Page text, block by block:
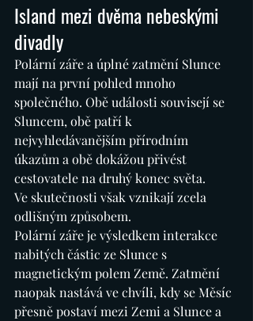
Island mezi dvěma nebeskými
divadly
Polární záře a úplné zatmění Slunce
mají na první pohled mnoho
společného. Obě události souvisejí se
Sluncem, obě patří k
nejvyhledávanějším přírodním
úkazům a obě dokážou přivést
cestovatele na druhý konec světa.
Ve skutečnosti však vznikají zcela
odlišným způsobem.
Polární záře je výsledkem interakce
nabitých částic ze Slunce s
magnetickým polem Země. Zatmění
naopak nastává ve chvíli, kdy se Měsíc
přesně postaví mezi Zemi a Slunce a